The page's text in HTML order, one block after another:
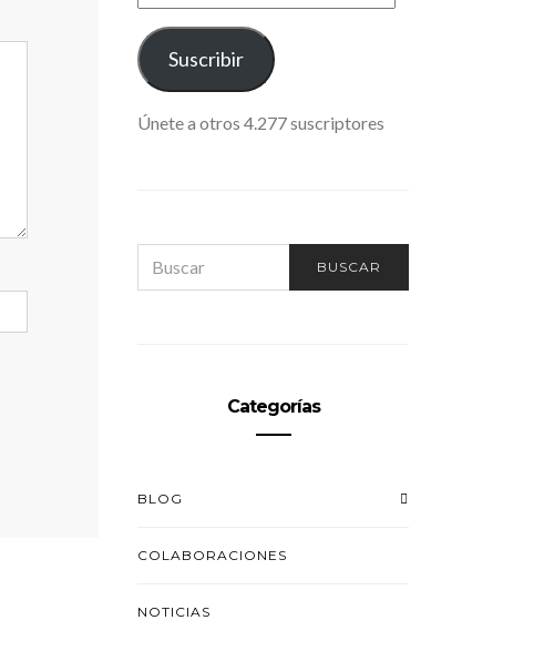
DE
CORREO
ELECTRÓNICO
Suscribir
Únete a otros 4.277 suscriptores
FOR:
BUSCAR
Categorías
BLOG
COLABORACIONES
NOTICIAS